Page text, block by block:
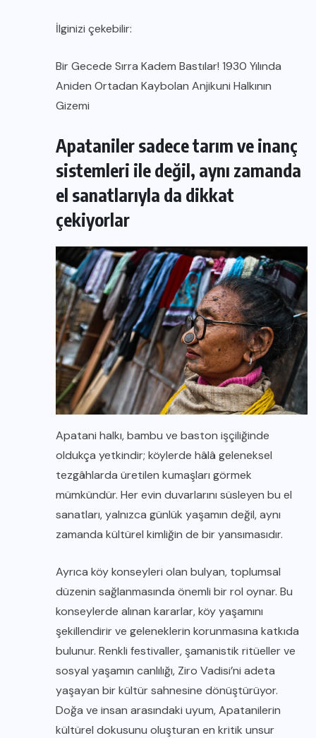
İlginizi çekebilir:
Bir Gecede Sırra Kadem Bastılar! 1930 Yılında
Aniden Ortadan Kaybolan Anjikuni Halkının
Gizemi
Apataniler sadece tarım ve inanç
sistemleri ile değil, aynı zamanda
el sanatlarıyla da dikkat
çekiyorlar
Apatani halkı, bambu ve baston işçiliğinde
oldukça yetkindir; köylerde hâlâ geleneksel
tezgâhlarda üretilen kumaşları görmek
mümkündür. Her evin duvarlarını süsleyen bu el
sanatları, yalnızca günlük yaşamın değil, aynı
zamanda kültürel kimliğin de bir yansımasıdır.
Ayrıca köy konseyleri olan bulyan, toplumsal
düzenin sağlanmasında önemli bir rol oynar. Bu
konseylerde alınan kararlar, köy yaşamını
şekillendirir ve geleneklerin korunmasına katkıda
bulunur. Renkli festivaller, şamanistik ritüeller ve
sosyal yaşamın canlılığı, Ziro Vadisi’ni adeta
yaşayan bir kültür sahnesine dönüştürüyor.
Doğa ve insan arasındaki uyum, Apatanilerin
kültürel dokusunu oluşturan en kritik unsur